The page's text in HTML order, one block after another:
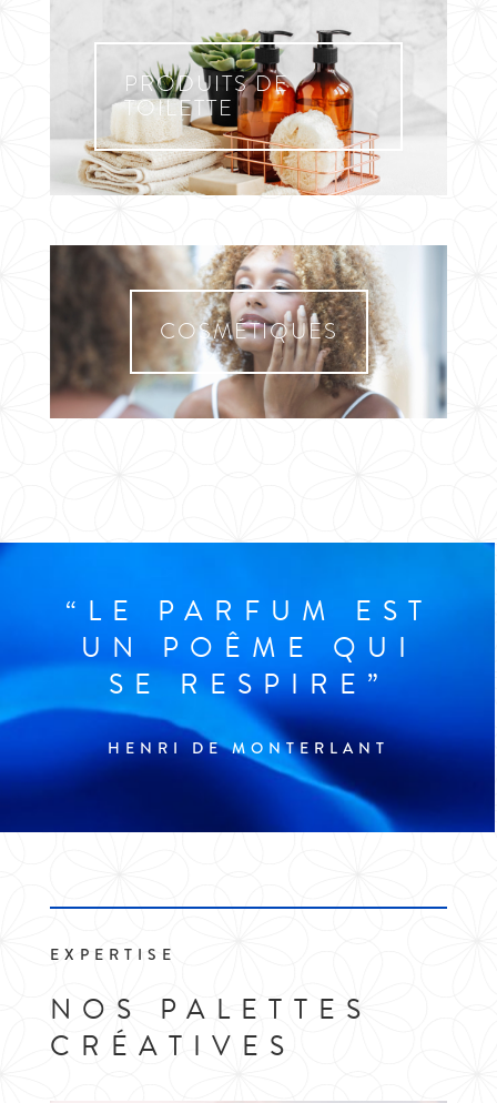
PRODUITS DE
TOILETTE
COSMÉTIQUES
“LE PARFUM EST
UN POÊME QUI
SE RESPIRE­”
HENRI DE MONTERLANT
EXPERTISE
NOS PALETTES
CRÉATIVES